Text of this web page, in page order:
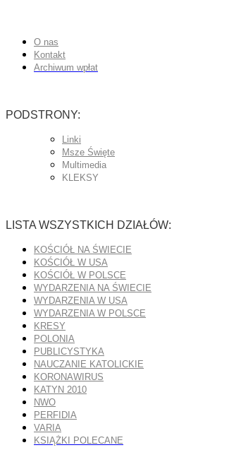
O nas
Kontakt
Archiwum wpłat
PODSTRONY:
Linki
Msze Święte
Multimedia
KLEKSY
LISTA WSZYSTKICH DZIAŁÓW:
KOŚCIÓŁ NA ŚWIECIE
KOŚCIÓŁ W USA
KOŚCIÓŁ W POLSCE
WYDARZENIA NA ŚWIECIE
WYDARZENIA W USA
WYDARZENIA W POLSCE
KRESY
POLONIA
PUBLICYSTYKA
NAUCZANIE KATOLICKIE
KORONAWIRUS
KATYN 2010
NWO
PERFIDIA
VARIA
KSIĄŻKI POLECANE